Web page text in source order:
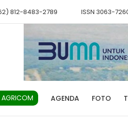
812-8483-2789 ISSN 3063-
AGENDA FOTO